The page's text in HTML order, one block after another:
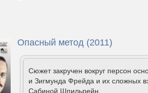
Опасный метод (2011)
Сюжет закручен вокруг персон
и Зигмунда Фрейда и их сложных
Сабиной Шпильрейн.